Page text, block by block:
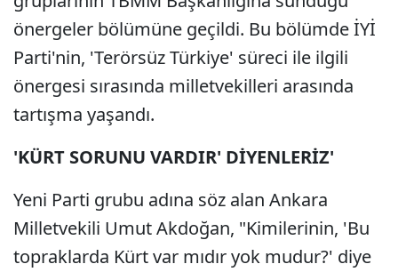
önergeler bölümüne geçildi. Bu bölümde İYİ
Parti'nin, 'Terörsüz Türkiye' süreci ile ilgili
önergesi sırasında milletvekilleri arasında
tartışma yaşandı.
'KÜRT SORUNU VARDIR' DİYENLERİZ'
Yeni Parti grubu adına söz alan Ankara
Milletvekili Umut Akdoğan, "Kimilerinin, 'Bu
topraklarda Kürt var mıdır yok mudur?' diye